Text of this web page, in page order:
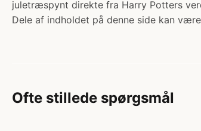
juletræspynt direkte fra Harry Potters
Dele af indholdet på denne side kan
Ofte stillede spørgsmål